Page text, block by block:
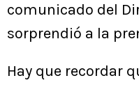
comunicado del
sorprendió a la
Hay que recordar